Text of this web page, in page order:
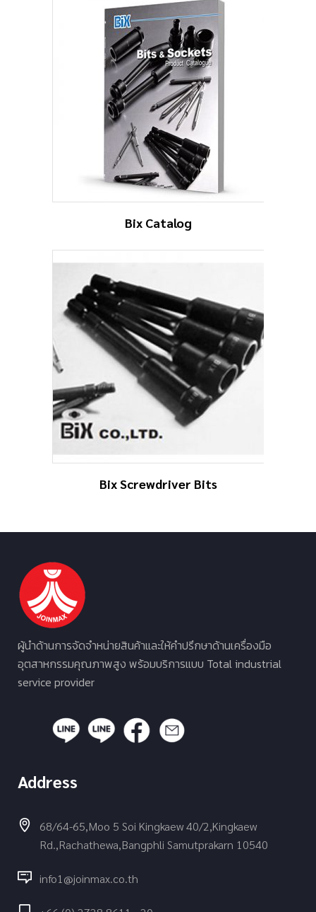
Bix Catalog
Bix Screwdriver Bits
ผู้นำด้านการจัดจำหน่ายสินค้าและให้คำปรึกษาด้านเครื่องมือ
อุตสาหกรรมคุณภาพสูง พร้อมบริการแบบ Total industrial
service provider
Address
68/64-65,Moo 5 Soi Kingkaew 40/2,Kingkaew
Rd.,Rachathewa,Bangphli Samutprakarn 10540
info1@joinmax.co.th